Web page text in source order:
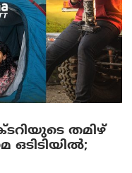
തമിഴ്
ഒടിടിയിൽ;